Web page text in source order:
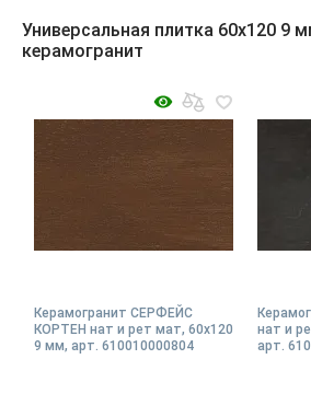
Универсальная плитка 60x120 9
керамогранит
Керамогранит СЕРФЕЙС
КОРТЕН нат и рет мат, 60x120
9 мм, арт. 610010000804
нат и
арт.